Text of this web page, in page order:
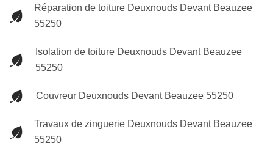
Réparation de toiture Deuxnouds Devant Beauzee
55250
Isolation de toiture Deuxnouds Devant Beauzee
55250
Couvreur Deuxnouds Devant Beauzee 55250
Travaux de zinguerie Deuxnouds Devant Beauzee
55250